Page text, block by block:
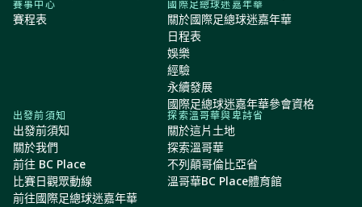
賽事中心
賽程表
國際足總球迷嘉年華
關於國際足總球迷嘉年華
日程表
娛樂
經驗
永續發展
國際足總球迷嘉年華參會資格
出發前須知
出發前須知
關於我們
前往 BC Place
比賽日觀眾動線
前往國際足總球迷嘉年華
探索溫哥華與卑詩省
關於這片土地
探索溫哥華
不列顛哥倫比亞省
溫哥華BC Place體育館